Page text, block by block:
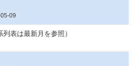
09
表は最新月を参照）